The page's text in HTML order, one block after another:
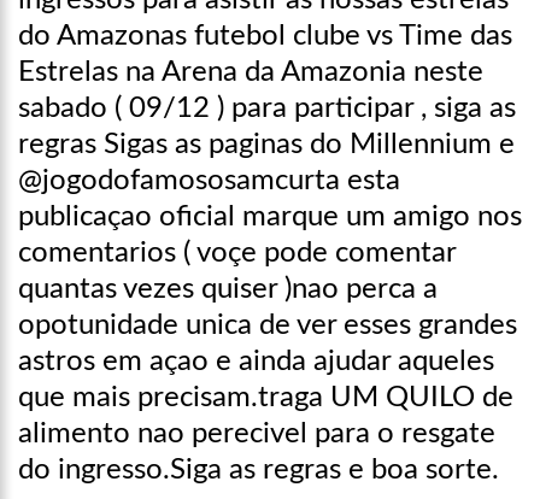
00:01 Jovem Guarda de Luto Morre em SP, aos 76 anos, Lilian
dupla Leno & Lilian
do Amazonas futebol clube vs Time das
Estrelas na Arena da Amazonia neste
sabado ( 09/12 ) para participar , siga as
regras Sigas as paginas do Millennium e
@jogodofamososamcurta esta
publicaçao oficial marque um amigo nos
comentarios ( voçe pode comentar
quantas vezes quiser )nao perca a
opotunidade unica de ver esses grandes
astros em açao e ainda ajudar aqueles
que mais precisam.traga UM QUILO de
alimento nao perecivel para o resgate
do ingresso.Siga as regras e boa sorte.